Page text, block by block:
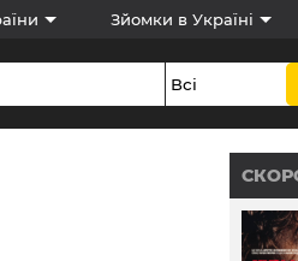
Зйомки в Україні